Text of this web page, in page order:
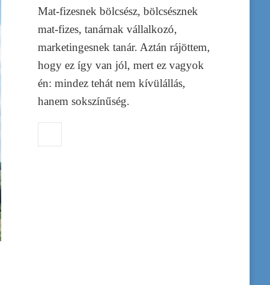
Mat-fizesnek bölcsész, bölcsésznek
mat-fizes, tanárnak vállalkozó,
marketingesnek tanár. Aztán rájöttem,
hogy ez így van jól, mert ez vagyok
én: mindez tehát nem kívülállás,
hanem sokszínűség.